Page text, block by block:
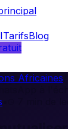
TarifsBlog
Africaines